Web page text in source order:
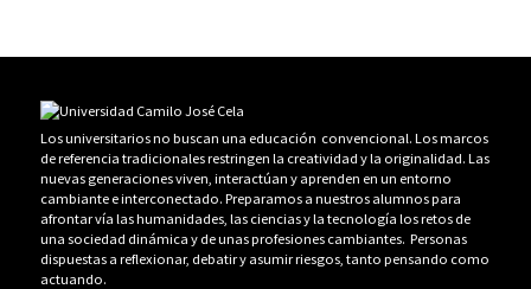
Los universitarios no buscan una educación convencional. Los marcos
de referencia tradicionales restringen la creatividad y la originalidad. Las
nuevas generaciones viven, interactúan y aprenden en un entorno
cambiante e interconectado. Preparamos a nuestros alumnos para
afrontar vía las humanidades, las ciencias y la tecnología los retos de
una sociedad dinámica y de unas profesiones cambiantes. Personas
dispuestas a reflexionar, debatir y asumir riesgos, tanto pensando como
actuando.